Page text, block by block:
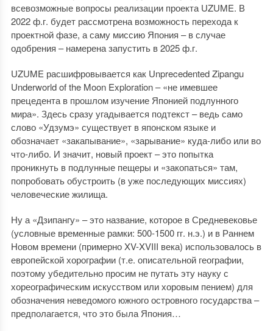
всевозможные вопросы реализации проекта UZUME. В
2022 ф.г. будет рассмотрена возможность перехода к
проектной фазе, а саму миссию Япония – в случае
одобрения – намерена запустить в 2025 ф.г.
UZUME расшифровывается как Unprecedented Zipangu
Underworld of the Moon Exploration – «не имевшее
прецедента в прошлом изучение Японией подлунного
мира». Здесь сразу угадывается подтекст – ведь само
слово «Удзумэ» существует в японском языке и
обозначает «закапывание», «зарывание» куда-либо или во
что-либо. И значит, новый проект – это попытка
проникнуть в подлунные пещеры и «закопаться» там,
попробовать обустроить (в уже последующих миссиях)
человеческие жилища.
Ну а «Дзипангу» – это название, которое в Средневековье
(условные временные рамки: 500-1500 гг. н.э.) и в Раннем
Новом времени (примерно XV-XVIII века) использовалось в
европейской хорографии (т.е. описательной географии,
поэтому убедительно просим не путать эту науку с
хореографическим искусством или хоровым пением) для
обозначения неведомого южного островного государства –
предполагается, что это была Япония…